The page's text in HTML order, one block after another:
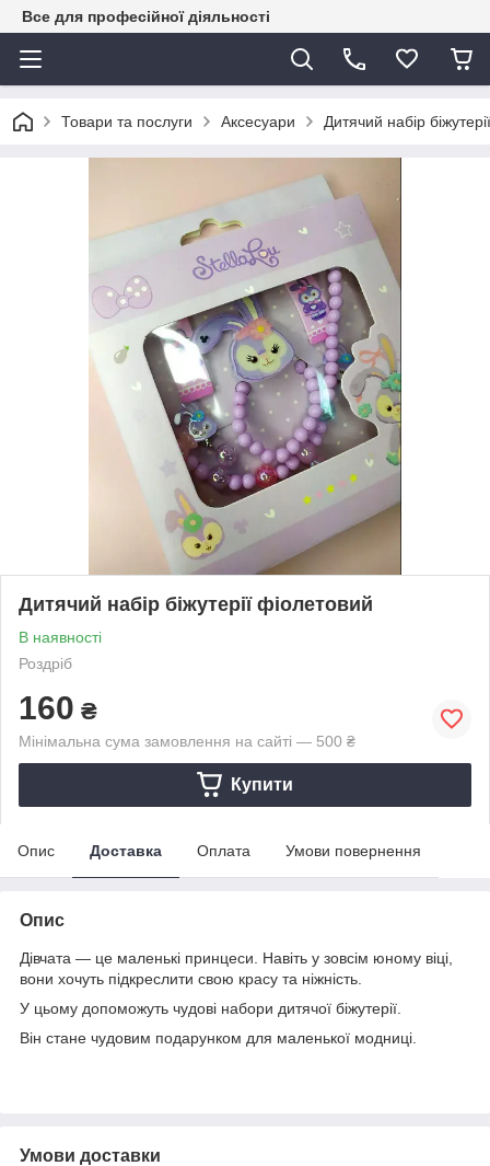
Все для професійної діяльності
Товари та послуги Аксесуари Дитячий набір
Дитячий набір біжутерії фіолетовий
В наявності
Роздріб
160 ₴
Мінімальна сума замовлення на сайті — 500 ₴
Купити
Опис Доставка Оплата Умови повернення
Опис
Дівчата — це маленькі принцеси. Навіть у зовсім юному віці,
вони хочуть підкреслити свою красу та ніжність.
У цьому допоможуть чудові набори дитячої біжутерії.
Він стане чудовим подарунком для маленької модниці.
Умови доставки